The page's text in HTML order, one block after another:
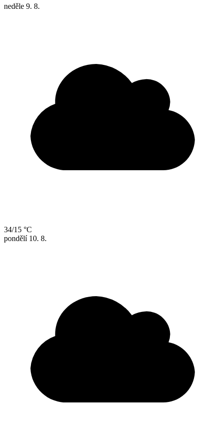
neděle 9. 8.
34/15 °C
pondělí 10. 8.